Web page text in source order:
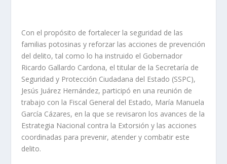
Con el propósito de fortalecer la seguridad de las
familias potosinas y reforzar las acciones de prevención
del delito, tal como lo ha instruido el Gobernador
Ricardo Gallardo Cardona, el titular de la Secretaría de
Seguridad y Protección Ciudadana del Estado (SSPC),
Jesús Juárez Hernández, participó en una reunión de
trabajo con la Fiscal General del Estado, María Manuela
García Cázares, en la que se revisaron los avances de la
Estrategia Nacional contra la Extorsión y las acciones
coordinadas para prevenir, atender y combatir este
delito.